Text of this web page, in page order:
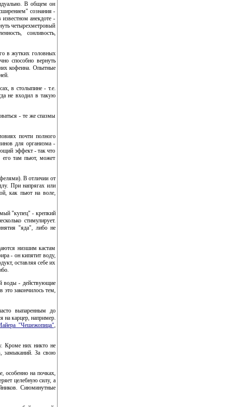
В общем он
сознания -
анекдоте -
четырехметровый
сонливость,
в жутких головных
способно вернуть
кофеина. Опытные
в столыпине - т.е.
не входил в такую
- те же спазмы
почти полного
для организма -
эффект - так что
его там пьют, может
В отличии от
При напрягах или
как пьют на воле,
"купец" - крепкий
стимулирует.
"яда", либо не
низшим кастам
- он кипятит воду,
оставляя себе их
воды - действующие
это закончилось тем,
выпаренным до
на карцер, например.
"Чешежопица",
Кроме них никто не
замыканий. За свою
особенно на почках,
целебную силу, а
Сиюминутные